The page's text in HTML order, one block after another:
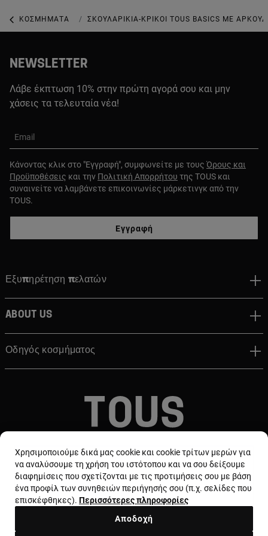
ΚΟΣΜΉΜΑΤΑ ΕΠΊΧΡΥΣΑ ΚΟΣΜΉΜΑΤΑ
ΣΚΟΥΛΑΡΊΚΙΑ-ΚΡΊΚΟΙ TOUS BASICS ΜΕ
NEWSLETTER
Λάβε έκπτωση 10% στην πρώτη αγορά σου και μην
χάσεις τα τελευταία νέα!
Email
Κάνοντας κλικ στο "Εγγραφή", συμφωνείτε με τους Όρους και
Προϋποθέσεις και την Πολιτική Απορρήτου της TOUS και
συναινείτε να λαμβάνετε επικοινωνίες μάρκετινγκ από την
TOUS.
Εγγραφή
Εξυπηρέτηση πελατών
About us
Οδηγός κοσμήματος
Χώρα και νόμισμα:
Χρησιμοποιούμε δικά μας cookie και cookie τρίτων μερών για
να αναλύσουμε τη χρήση του ιστότοπου και να σου δείξουμε
διαφημίσεις που σχετίζονται με τις προτιμήσεις σου με βάση
ένα προφίλ των συνηθειών περιήγησής σου (π.χ. σελίδες που
επισκέφθηκες). Περισσότερες πληροφορίες
Αποδοχή